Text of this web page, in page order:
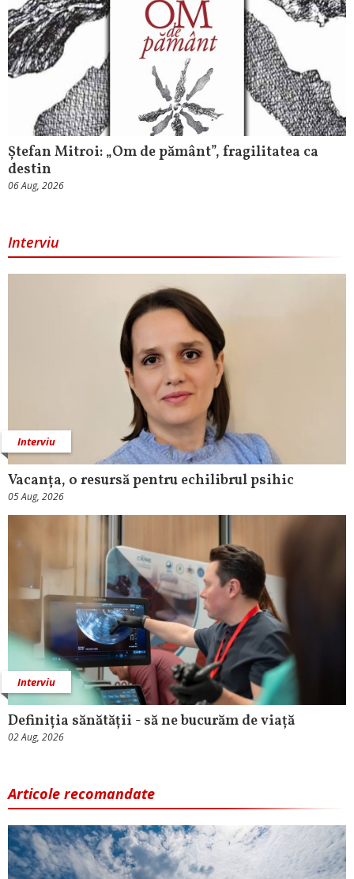
Ștefan Mitroi: „Om de pământ”, fragilitatea ca
destin
06 Aug, 2026
Interviu
Interviu
Vacanța, o resursă pentru echilibrul psihic
05 Aug, 2026
Interviu
Definiția sănătății - să ne bucurăm de viață
02 Aug, 2026
Articole recomandate